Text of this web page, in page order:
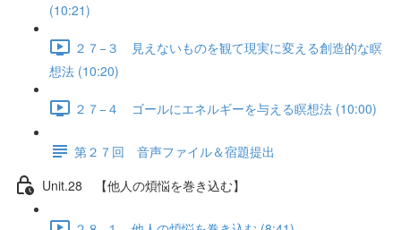
(10:21)
２７−３ 見えないものを観て現実に変える創造的な瞑
想法 (10:20)
２７−４ ゴールにエネルギーを与える瞑想法 (10:00)
第２７回 音声ファイル＆宿題提出
Unit.28 【他人の煩悩を巻き込む】